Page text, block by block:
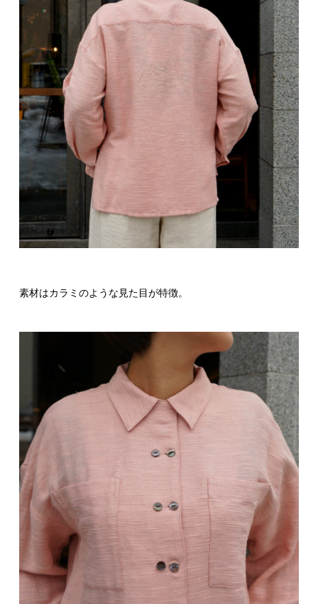
素材はカラミのような見た目が特徴。